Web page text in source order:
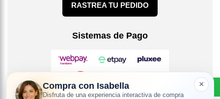
RASTREA TU PEDIDO
Sistemas de Pago